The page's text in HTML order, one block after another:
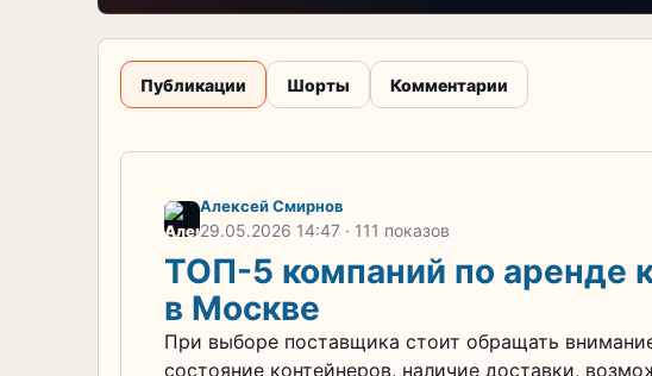
Публикации Шорты Комментарии
Алексей Смирнов
29.05.2026 14:47 · 111 показов
ТОП-5 компаний по аренде
в Москве
При выборе поставщика стоит обращать
состояние контейнеров, наличие доставки,